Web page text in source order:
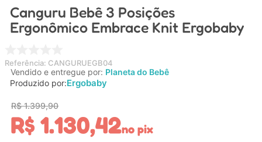
Canguru Bebê 3 Posições
Ergonômico Embrace Knit Ergobaby
Referência: CANGURUEGB04
Vendido e entregue por: Planeta do Bebê
Produzido por:Ergobaby
R$ 1.399,90
R$ 1.130,42no pix
5º
carrinho
7º
carrinho bebe
8º
mamadeira
9
bolsa
10º brinquedo banho